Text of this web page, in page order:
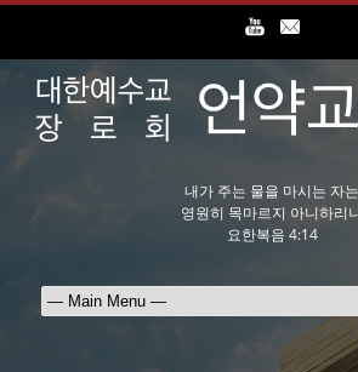
내가 주는 물을 마시는 자는
영원히 목마르지 아니하리
요한복음 4:14